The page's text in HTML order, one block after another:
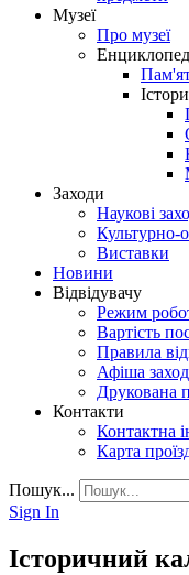
Музеї
Про музеї
Заходи
Наукові
Культурно-
Виставки
Новини
Відвідувачу
Режим
Вартість
Правила
Афіша
Друкована
Контакти
Контактна
Карта
Пошук...
Sign In
Історичний